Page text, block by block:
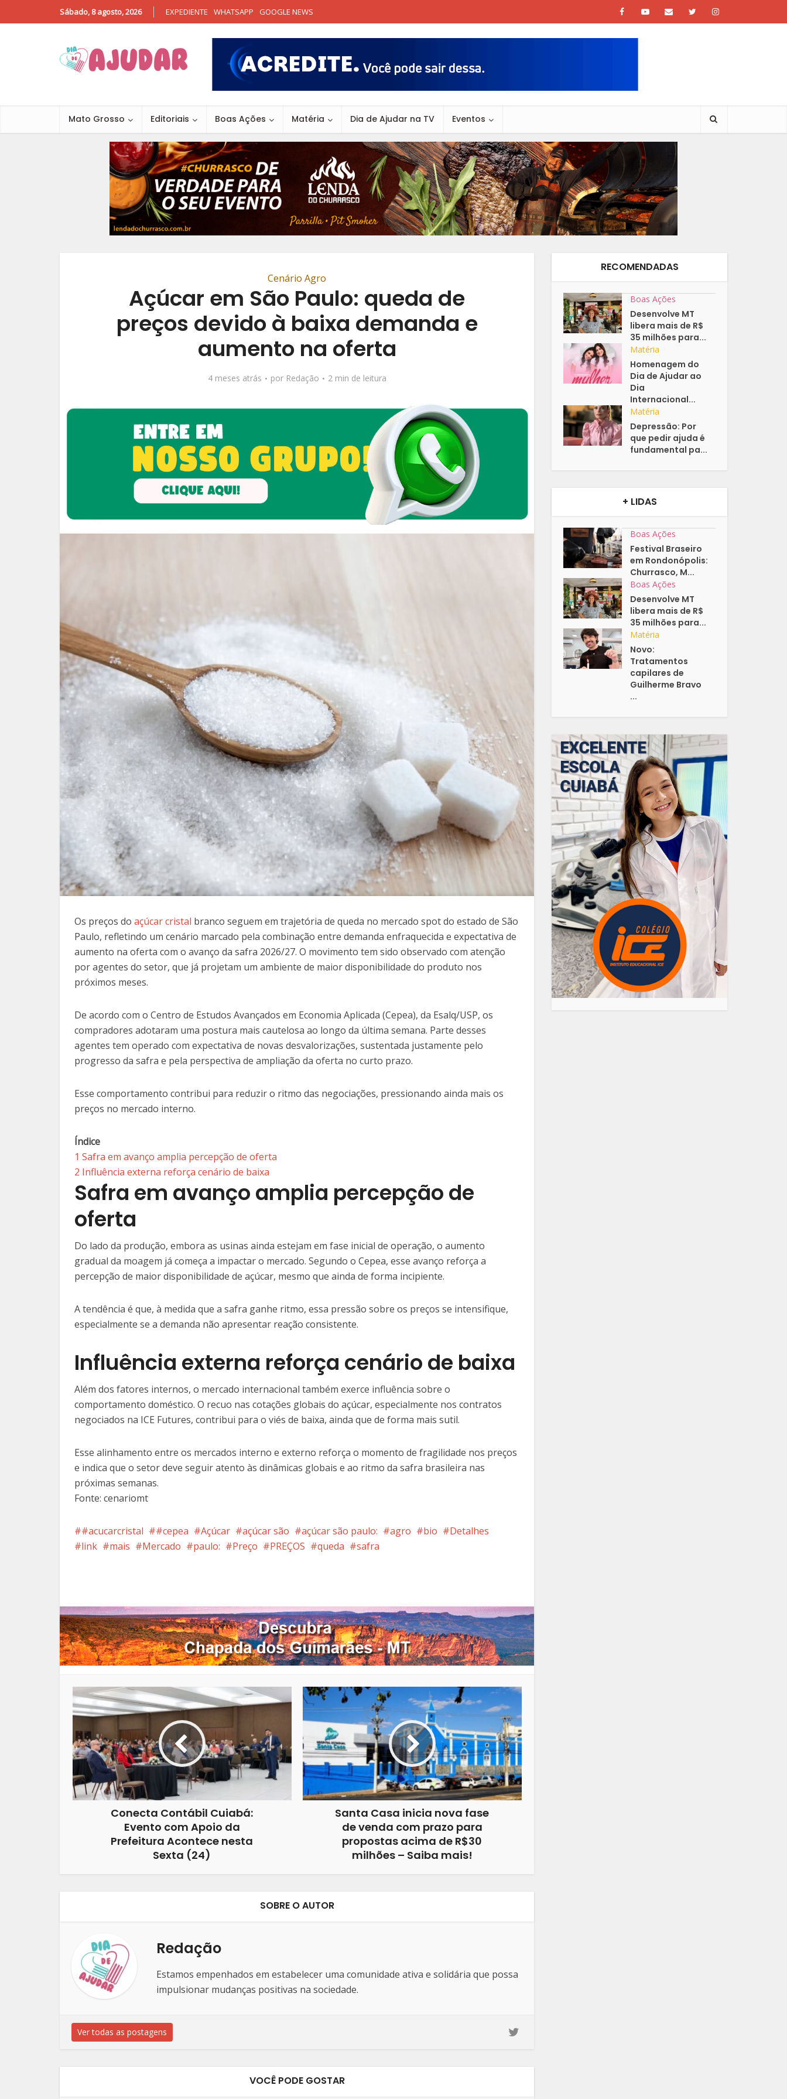
Sábado, 8 agosto, 2026 EXPEDIENTE WHATSAPP GOOGLE NEWS
Mato Grosso Editoriais Boas Ações Matéria Dia de Ajudar na TV Eventos
Cenário Agro
Açúcar em São Paulo: queda de
preços devido à baixa demanda e
aumento na oferta
4 meses atrás por Redação 2 min de leitura
Os preços do açúcar cristal branco seguem em trajetória de queda no mercado spot do estado de São
Paulo, refletindo um cenário marcado pela combinação entre demanda enfraquecida e expectativa de
aumento na oferta com o avanço da safra 2026/27. O movimento tem sido observado com atenção
por agentes do setor, que já projetam um ambiente de maior disponibilidade do produto nos
próximos meses.
De acordo com o Centro de Estudos Avançados em Economia Aplicada (Cepea), da Esalq/USP, os
compradores adotaram uma postura mais cautelosa ao longo da última semana. Parte desses
agentes tem operado com expectativa de novas desvalorizações, sustentada justamente pelo
progresso da safra e pela perspectiva de ampliação da oferta no curto prazo.
Esse comportamento contribui para reduzir o ritmo das negociações, pressionando ainda mais os
preços no mercado interno.
Índice
1 Safra em avanço amplia percepção de oferta
2 Influência externa reforça cenário de baixa
Safra em avanço amplia percepção de
oferta
Do lado da produção, embora as usinas ainda estejam em fase inicial de operação, o aumento
gradual da moagem já começa a impactar o mercado. Segundo o Cepea, esse avanço reforça a
percepção de maior disponibilidade de açúcar, mesmo que ainda de forma incipiente.
A tendência é que, à medida que a safra ganhe ritmo, essa pressão sobre os preços se intensifique,
especialmente se a demanda não apresentar reação consistente.
Influência externa reforça cenário de baixa
Além dos fatores internos, o mercado internacional também exerce influência sobre o
comportamento doméstico. O recuo nas cotações globais do açúcar, especialmente nos contratos
negociados na ICE Futures, contribui para o viés de baixa, ainda que de forma mais sutil.
Esse alinhamento entre os mercados interno e externo reforça o momento de fragilidade nos preços
e indica que o setor deve seguir atento às dinâmicas globais e ao ritmo da safra brasileira nas
próximas semanas.
Fonte: cenariomt
#acucarcristal #cepea Açúcar açúcar são açúcar são paulo: agro bio
Detalhes
link
mais Mercado paulo: Preço PREÇOS queda safra
Conecta Contábil Cuiabá:
Evento com Apoio da
Prefeitura Acontece nesta
Sexta (24)
Santa Casa inicia nova fase
de venda com prazo para
propostas acima de R$30
milhões – Saiba mais!
SOBRE O AUTOR
Redação
Estamos empenhados em estabelecer uma comunidade ativa e solidária que possa
impulsionar mudanças positivas na sociedade.
Ver todas as postagens
VOCÊ PODE GOSTAR
RECOMENDADAS
Boas Ações
Desenvolve MT
libera mais de R$
35 milhões para...
Matéria
Homenagem do
Dia de Ajudar ao
Dia
Internacional...
Matéria
Depressão: Por
que pedir ajuda é
fundamental pa...
+ LIDAS
Boas Ações
Festival Braseiro
em Rondonópolis:
Churrasco, M...
Boas Ações
Desenvolve MT
libera mais de R$
35 milhões para...
Matéria
Novo:
Tratamentos
capilares de
Guilherme Bravo
...